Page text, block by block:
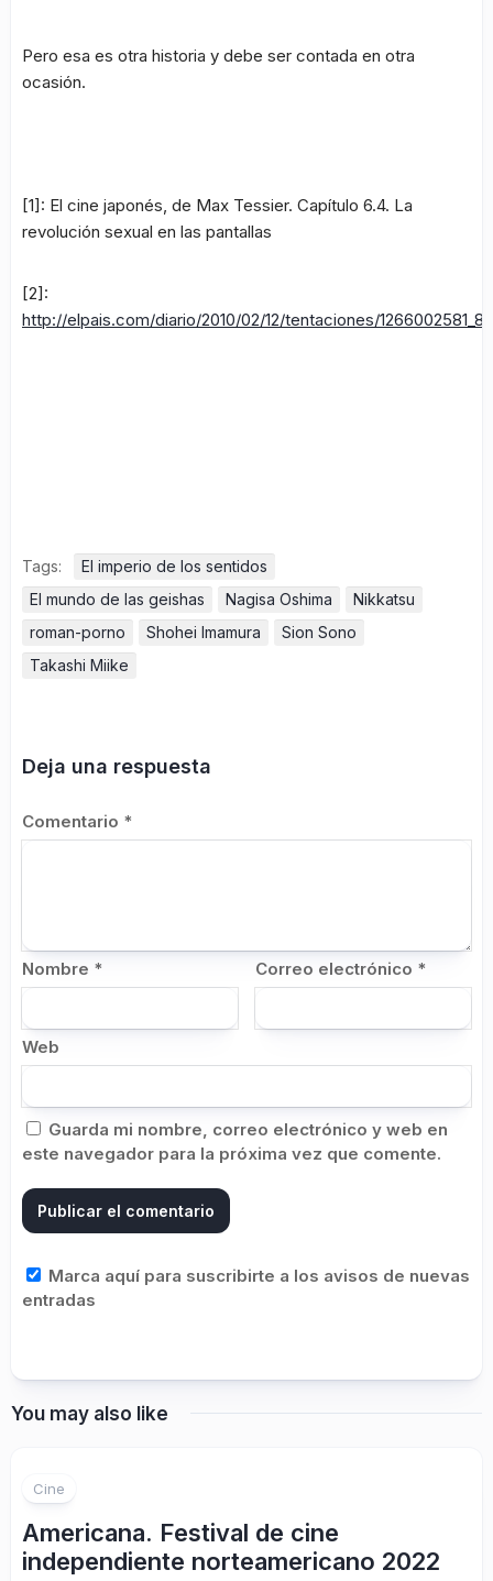
Pero esa es otra historia y debe ser contada en otra
ocasión.
[1]: El cine japonés , de Max Tessier. Capítulo 6.4. La
revolución sexual en las pantallas
[2]:
http://elpais.com/diario/2010/02/12/tentaciones/
Tags:
El imperio de los sentidos
El mundo de las geishas
Nagisa Oshima
Nikkatsu
roman-porno
Shohei Imamura
Sion Sono
Takashi Miike
Deja una respuesta
Comentario *
Nombre * Correo electrónico *
Web
Guarda mi nombre, correo electrónico y web en
este navegador para la próxima vez que comente.
Marca aquí para suscribirte a los avisos de nuevas
entradas
You may also like
Cine
Americana. Festival de cine
independiente norteamericano 2022